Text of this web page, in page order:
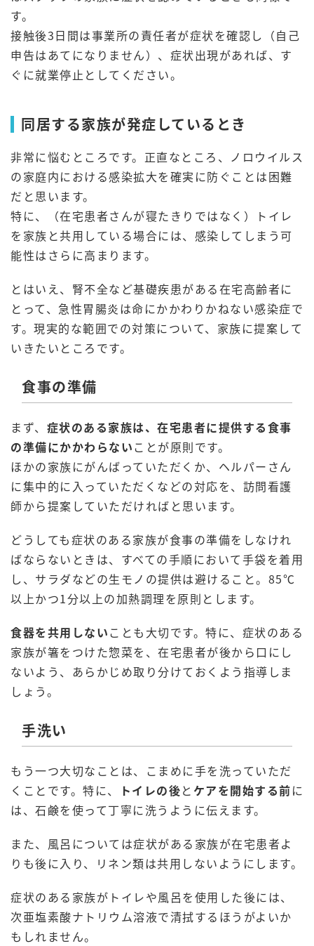
す。
接触後3日間は事業所の責任者が症状を確認し（自己
申告はあてになりません）、症状出現があれば、す
ぐに就業停止としてください。
同居する家族が発症しているとき
非常に悩むところです。正直なところ、ノロウイルス
の家庭内における感染拡大を確実に防ぐことは困難
だと思います。
特に、（在宅患者さんが寝たきりではなく）トイレ
を家族と共用している場合には、感染してしまう可
能性はさらに高まります。
とはいえ、腎不全など基礎疾患がある在宅高齢者に
とって、急性胃腸炎は命にかかわりかねない感染症で
す。現実的な範囲での対策について、家族に提案して
いきたいところです。
食事の準備
まず、 症状のある家族は、在宅患者に提供する食事
の準備にかかわらないことが原則です。
ほかの家族にがんばっていただくか、ヘルパーさん
に集中的に入っていただくなどの対応を、訪問看護
師から提案していただければと思います。
どうしても症状のある家族が食事の準備をしなけれ
ばならないときは、すべての手順において手袋を着用
し、サラダなどの生モノの提供は避けること。85℃
以上かつ1分以上の加熱調理を原則とします。
食器を共用しないことも大切です。特に、症状のある
家族が箸をつけた惣菜を、在宅患者が後から口にし
ないよう、あらかじめ取り分けておくよう指導しま
しょう。
手洗い
もう一つ大切なことは、こまめに手を洗っていただ
くことです。特に、
トイレの後と ケアを開始する前に
は、石鹸を使って丁寧に洗うように伝えます。
また、風呂については症状がある家族が在宅患者よ
りも後に入り、リネン類は共用しないようにします。
症状のある家族がトイレや風呂を使用した後には、
次亜塩素酸ナトリウム溶液で清拭するほうがよいか
もしれません。